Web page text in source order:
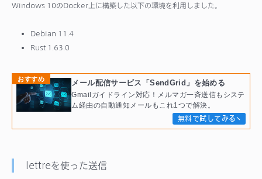
Windows 10のDocker上に構築した以下の環境を利用しました。
Debian 11.4
Rust 1.63.0
おすすめ
メール配信サービス「SendGrid」を始める
Gmailガイドライン対応！メルマガ一斉送信もシステ
ム経由の自動通知メールもこれ1つで解決。
無料で試してみる
lettreを使った送信